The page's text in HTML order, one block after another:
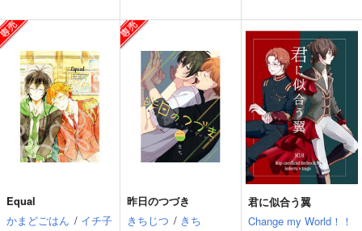
Equal
かまどごはん / イチ子
昨日のつづき
きちじつ / きち
君に似合う翼
Change my World！！